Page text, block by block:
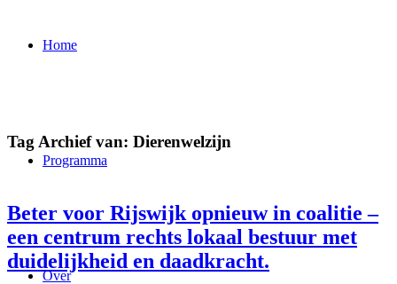
Home
Programma
Over
Tag Archief van: Dierenwelzijn
Beter voor Rijswijk opnieuw in coalitie –
een centrum rechts lokaal bestuur met
duidelijkheid en daadkracht.